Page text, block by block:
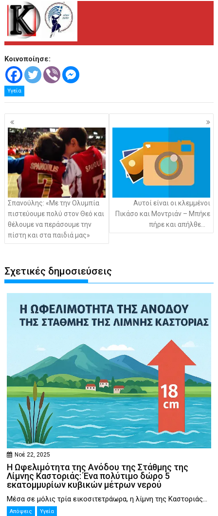
Κοινοποίησε:
Υγεία
Πλοήγηση
άρθρων
Σπανούλης: «Με την Ολυμπία
πιστεύουμε πολύ στον Θεό και
θέλουμε να περάσουμε την
πίστη και στα παιδιά μας»
Αυτοί είναι οι κλεμμένοι
Πικάσο και Μοντριάν – Μπήκε
πήρε και απήλθε…
Σχετικές δημοσιεύσεις
Νοέ 22, 2025
Η Ωφελιμότητα της Ανόδου της Στάθμης της
Λίμνης Καστοριάς: Ένα πολύτιμο δώρο 5
εκατομμυρίων κυβικών μέτρων νερού
Μέσα σε μόλις τρία εικοσιτετράωρα, η λίμνη της Καστοριάς...
Απόψεις Υγεία